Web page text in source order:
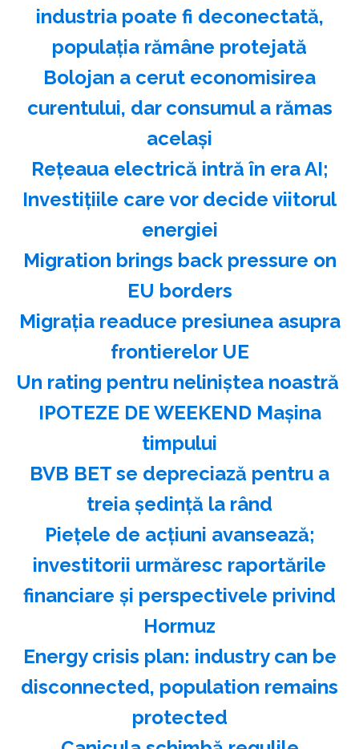
industria poate fi deconectată,
populaţia rămâne protejată
Bolojan a cerut economisirea
curentului, dar consumul a rămas
acelaşi
Reţeaua electrică intră în era AI;
Investiţiile care vor decide viitorul
energiei
Migration brings back pressure on
EU borders
Migraţia readuce presiunea asupra
frontierelor UE
Un rating pentru neliniştea noastră
IPOTEZE DE WEEKEND Maşina
timpului
BVB BET se depreciază pentru a
treia şedinţă la rând
Pieţele de acţiuni avansează;
investitorii urmăresc raportările
financiare şi perspectivele privind
Hormuz
Energy crisis plan: industry can be
disconnected, population remains
protected